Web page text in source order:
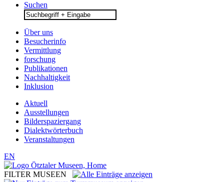
Suchen
Search
for:
Über uns
Besucherinfo
Vermittlung
forschung
Publikationen
Nachhaltigkeit
Inklusion
Aktuell
Ausstellungen
Bilderspaziergang
Dialektwörterbuch
Veranstaltungen
EN
FILTER MUSEEN